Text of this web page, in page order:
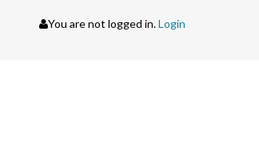
You are not logged in.Login